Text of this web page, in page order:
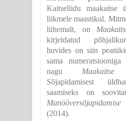
Kaitseliidu maakaitse
liikmele maastikul.
lühemalt, on
kirjeldatud
huvides on siin
sama numeratsiooniga
nagu Maakaitse
Sõjapidamisest
saamiseks on
(2014).